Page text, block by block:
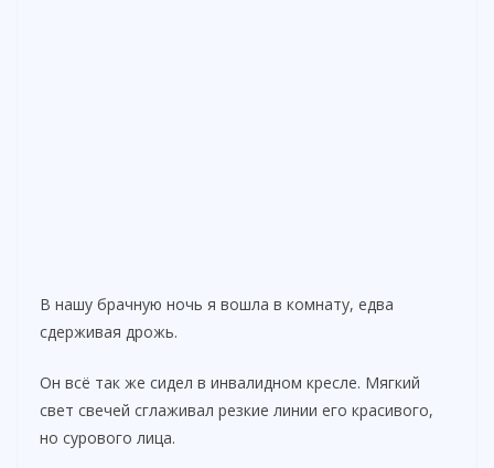
В нашу брачную ночь я вошла в комнату, едва
сдерживая дрожь.
Он всё так же сидел в инвалидном кресле. Мягкий
свет свечей сглаживал резкие линии его красивого,
но сурового лица.